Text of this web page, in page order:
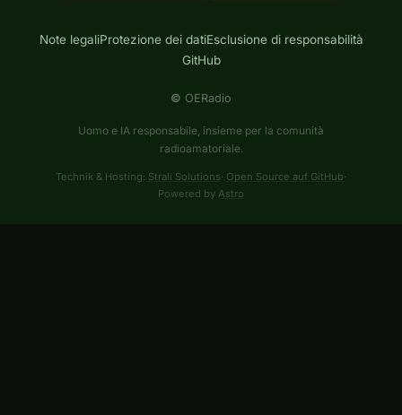
Note legaliProtezione dei datiEsclusione di responsabilità
GitHub
© OERadio
Uomo e IA responsabile, insieme per la comunità
radioamatoriale.
Technik & Hosting: Strali Solutions· Open Source auf GitHub·
Powered by Astro